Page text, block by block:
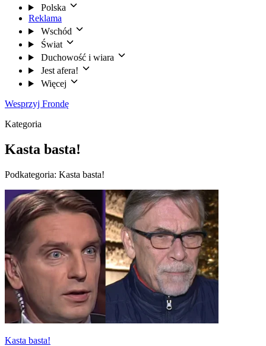
Polska
Reklama
Wschód
Świat
Duchowość i wiara
Jest afera!
Więcej
Wesprzyj Frondę
Kategoria
Kasta basta!
Podkategoria: Kasta basta!
Kasta basta!